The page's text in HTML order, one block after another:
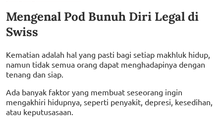
Mengenal Pod Bunuh Diri Legal di
Swiss
Kematian adalah hal yang pasti bagi setiap makhluk hidup,
namun tidak semua orang dapat menghadapinya dengan
tenang dan siap.
Ada banyak faktor yang membuat seseorang ingin
mengakhiri hidupnya, seperti penyakit, depresi, kesedihan,
atau keputusasaan.